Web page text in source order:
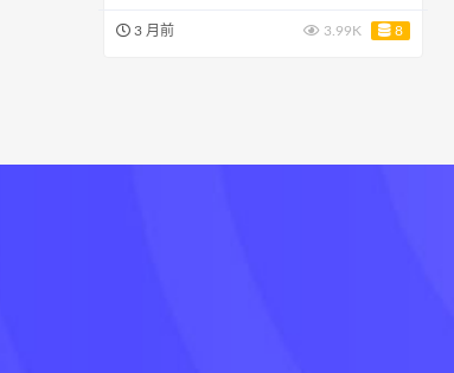
3 月前 3.99K 8